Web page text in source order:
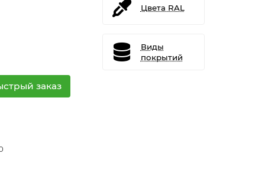
заказ
Цвета RAL
Виды
покрытий